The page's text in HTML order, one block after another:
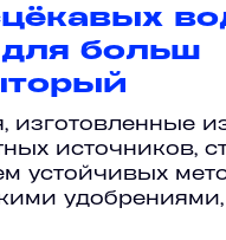
больш
изготовленные
источников,
устойчивых